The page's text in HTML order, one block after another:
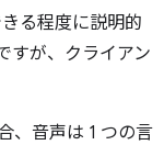
る程度に説明的
すが、クライアン
、音声は 1 つの言